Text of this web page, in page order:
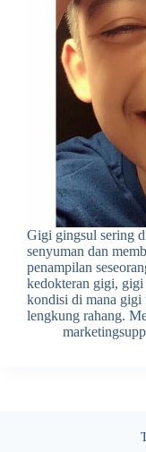
Gigi gingsul sering
senyuman dan
penampilan
kedokteran gigi, gigi
kondisi di mana gigi
lengkung rahang.